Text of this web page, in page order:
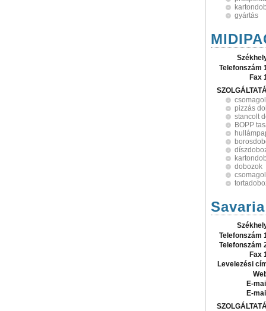
gyártás
Telefonszám
Fax
pizzás
stancolt
BOPP
dobozok
Telefonszám
Telefonszám
Fax
Levelezési
E-
E-